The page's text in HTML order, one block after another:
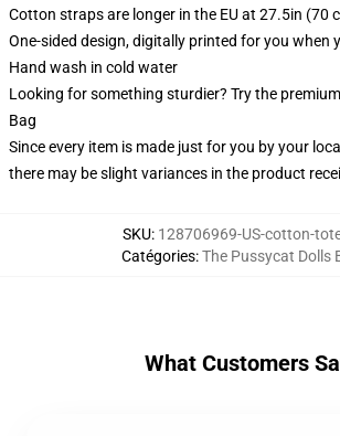
Cotton straps are longer in the EU at 27.5in (70
One-sided design, digitally printed for you when
Hand wash in cold water
Looking for something sturdier? Try the
Bag
Since every item is made just for you by your
there may be slight variances in the product
SKU: 128706969-US-cotton-
Catégories:The Pussycat Dolls
What Customers